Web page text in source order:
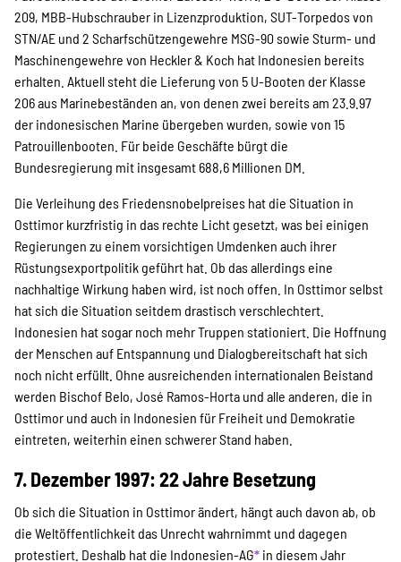
209, MBB-Hubschrauber in Lizenzproduktion, SUT-Torpedos von
STN/AE und 2 Scharfschützengewehre MSG-90 sowie Sturm- und
Maschinengewehre von Heckler & Koch hat Indonesien bereits
erhalten. Aktuell steht die Lieferung von 5 U-Booten der Klasse
206 aus Marinebeständen an, von denen zwei bereits am 23.9.97
der indonesischen Marine übergeben wurden, sowie von 15
Patrouillenbooten. Für beide Geschäfte bürgt die
Bundesregierung mit insgesamt 688,6 Millionen DM.
Die Verleihung des Friedensnobelpreises hat die Situation in
Osttimor kurzfristig in das rechte Licht gesetzt, was bei einigen
Regierungen zu einem vorsichtigen Umdenken auch ihrer
Rüstungsexportpolitik geführt hat. Ob das allerdings eine
nachhaltige Wirkung haben wird, ist noch offen. In Osttimor selbst
hat sich die Situation seitdem drastisch verschlechtert.
Indonesien hat sogar noch mehr Truppen stationiert. Die Hoffnung
der Menschen auf Entspannung und Dialogbereitschaft hat sich
noch nicht erfüllt. Ohne ausreichenden internationalen Beistand
werden Bischof Belo, José Ramos-Horta und alle anderen, die in
Osttimor und auch in Indonesien für Freiheit und Demokratie
eintreten, weiterhin einen schwerer Stand haben.
7. Dezember 1997: 22 Jahre Besetzung
Ob sich die Situation in Osttimor ändert, hängt auch davon ab, ob
die Weltöffentlichkeit das Unrecht wahrnimmt und dagegen
protestiert. Deshalb hat die Indonesien-AG* in diesem Jahr